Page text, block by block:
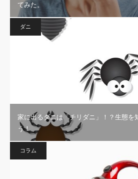
てみた。
ダニ
家に出るダニは「チリダニ」！？生態を
う！
コラム